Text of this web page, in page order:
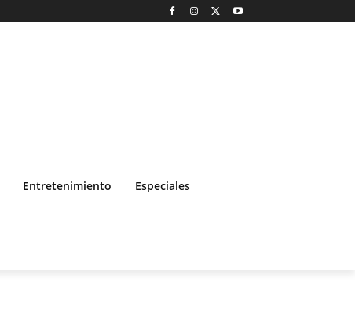
Entretenimiento Especiales